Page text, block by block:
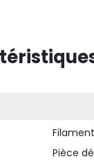
Filament
Pièce